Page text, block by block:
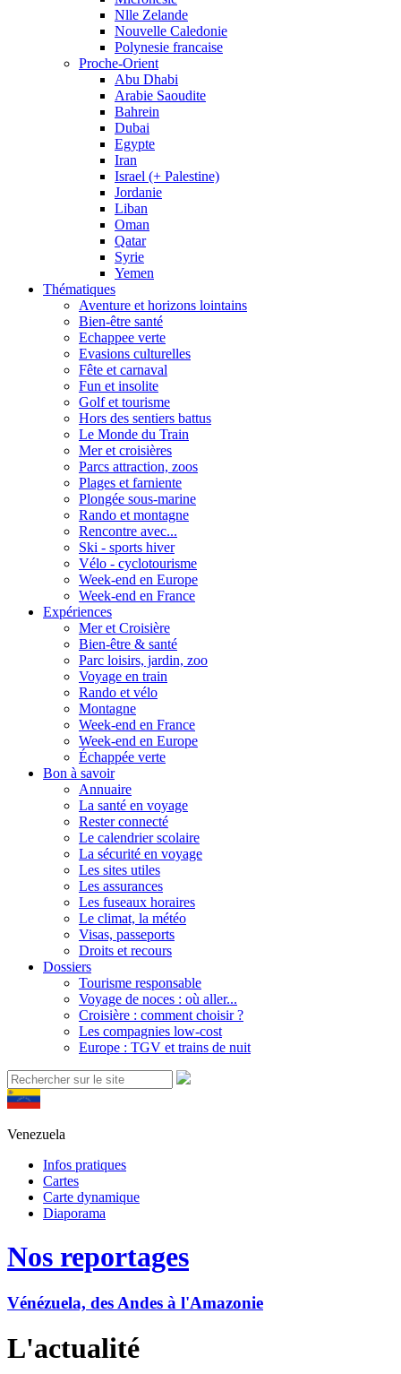
Nlle Zelande
Nouvelle Caledonie
Polynesie francaise
Proche-Orient
Abu Dhabi
Arabie Saoudite
Bahrein
Dubai
Egypte
Iran
Israel (+ Palestine)
Jordanie
Liban
Oman
Qatar
Syrie
Yemen
Thématiques
Aventure et horizons lointains
Bien-être santé
Echappee verte
Evasions culturelles
Fête et carnaval
Fun et insolite
Golf et tourisme
Hors des sentiers battus
Le Monde du Train
Mer et croisières
Parcs attraction, zoos
Plages et farniente
Plongée sous-marine
Rando et montagne
Rencontre avec...
Ski - sports hiver
Vélo - cyclotourisme
Week-end en Europe
Week-end en France
Expériences
Mer et Croisière
Bien-être & santé
Parc loisirs, jardin, zoo
Voyage en train
Rando et vélo
Montagne
Week-end en France
Week-end en Europe
Échappée verte
Bon à savoir
Annuaire
La santé en voyage
Rester connecté
Le calendrier scolaire
La sécurité en voyage
Les sites utiles
Les assurances
Les fuseaux horaires
Le climat, la météo
Visas, passeports
Droits et recours
Dossiers
Tourisme responsable
Voyage de noces : où aller...
Croisière : comment choisir ?
Les compagnies low-cost
Europe : TGV et trains de nuit
Venezuela
Infos pratiques
Cartes
Carte dynamique
Diaporama
Nos reportages
Vénézuela, des Andes à l'Amazonie
L'actualité